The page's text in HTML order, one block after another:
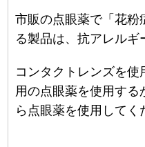
市販の点眼薬で「花粉
る製品は、抗アレルギ
コンタクトレンズを使
用の点眼薬を使用す
ら点眼薬を使用してく